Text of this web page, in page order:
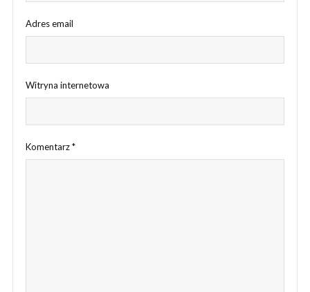
Adres email
Witryna internetowa
Komentarz*